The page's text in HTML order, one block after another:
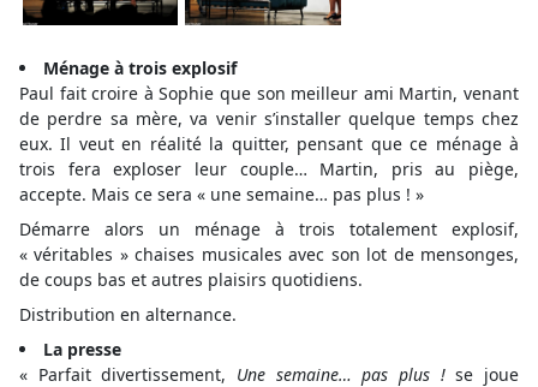
Ménage à trois explosif
Paul fait croire à Sophie que son meilleur ami Martin, venant
de perdre sa mère, va venir s’installer quelque temps chez
eux. Il veut en réalité la quitter, pensant que ce ménage à
trois fera exploser leur couple… Martin, pris au piège,
accepte. Mais ce sera « une semaine… pas plus ! »
Démarre alors un ménage à trois totalement explosif,
« véritables » chaises musicales avec son lot de mensonges,
de coups bas et autres plaisirs quotidiens.
Distribution en alternance.
La presse
« Parfait divertissement, Une semaine… pas plus !se joue